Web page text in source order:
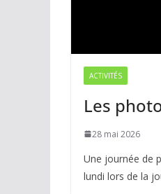
ACTIVITÉS
Les
28 mai 2026
Une journée de
lundi lors de la